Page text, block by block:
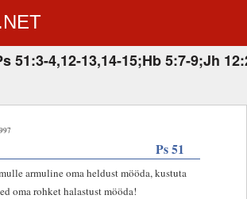
51:3-4,12-13,14-15;Hb 5:7-9;Jh
Ps 51
armuline oma heldust mööda, kustuta
oma rohket halastust mööda!